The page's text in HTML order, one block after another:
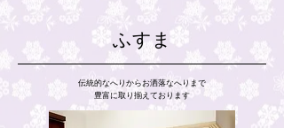
ふすま
伝統的なへりからお洒落なへりまで
豊富に取り揃えております